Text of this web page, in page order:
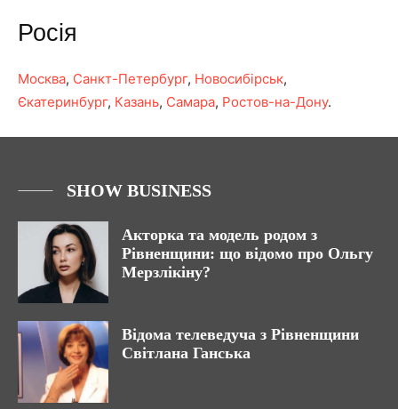
Росія
Москва, Санкт-Петербург, Новосибірськ,
Єкатеринбург, Казань, Самара, Ростов-на-Дону.
SHOW BUSINESS
Акторка та модель родом з
Рівненщини: що відомо про Ольгу
Мерзлікіну?
Відома телеведуча з Рівненщини
Світлана Ганська